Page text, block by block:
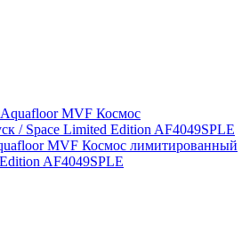
MVF Космос лимитированный
AF4049SPLE